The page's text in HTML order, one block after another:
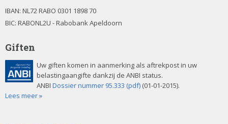
IBAN: NL72 RABO 0301 1898 70
BIC: RABONL2U - Rabobank Apeldoorn
Giften
Uw giften komen in aanmerking als aftrekpost in uw
belastingaangifte dankzij de ANBI status.
ANBI Dossier nummer 95.333 (pdf) (01-01-2015).
Lees meer »